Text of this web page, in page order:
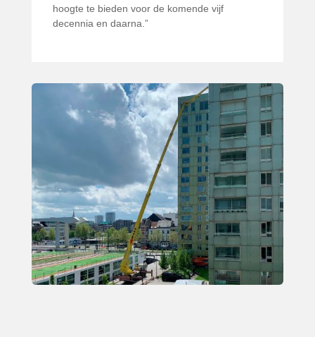
hoogte te bieden voor de komende vijf
decennia en daarna.”